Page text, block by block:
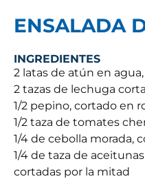
ENSALADA
INGREDIENTES
2 latas de atún en
2 tazas de lechuga
1/2 pepino, cortado en
1/2 taza de tomates
1/4 de cebolla morada,
1/4 de taza de
cortadas por la mitad